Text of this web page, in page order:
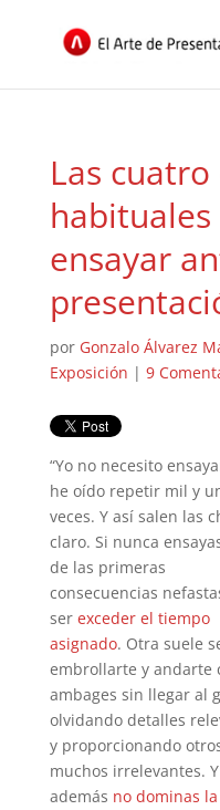
Las
ensayar
por Gonzalo Álvarez
Exposición | 9
“Yo no necesito
he oído repetir mil y
veces. Y así salen las
claro. Si nunca
de las primeras
consecuencias
ser exceder el tiempo
asignado. Otra suele
embrollarte y andarte
ambages sin llegar al
olvidando detalles
y proporcionando
muchos irrelevantes.
además no dominas la